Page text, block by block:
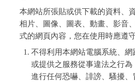
本網站所張貼或供下載的資料、
相片、圖像、圖表、動畫、影音
式的網頁內容，您在使用時應遵
不得利用本網站電腦系統、網
或提供之服務從事違法之行
進行任何恐嚇、誹謗、騷擾、